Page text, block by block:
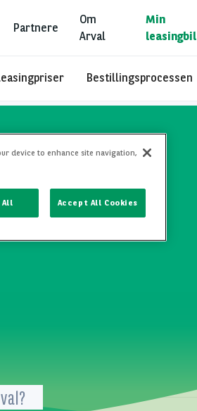
Partnere
Om
Arval
Min
leasingbil
Bestillingsprocessen
device to enhance site navigation,
All Accept All Cookies